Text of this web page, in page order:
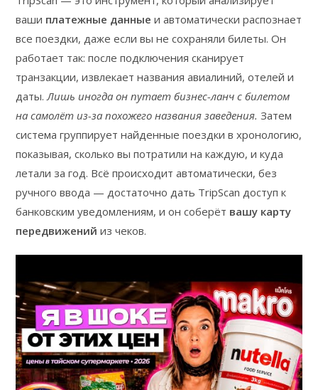
ваши платежные данные и автоматически распознает
все поездки, даже если вы не сохраняли билеты. Он
работает так: после подключения сканирует
транзакции, извлекает названия авиалиний, отелей и
даты.Лишь иногда он путает бизнес-ланч с билетом
на самолёт из-за похожего названия заведения. Затем
система группирует найденные поездки в хронологию,
показывая, сколько вы потратили на каждую, и куда
летали за год. Всё происходит автоматически, без
ручного ввода — достаточно дать TripScan доступ к
банковским уведомлениям, и он соберёт вашу карту
передвижений из чеков.